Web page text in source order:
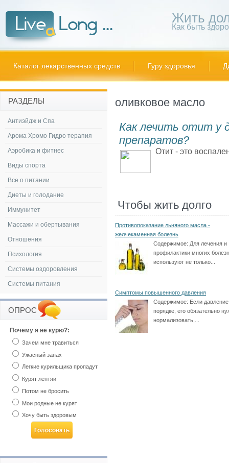
Жить
Как быть
Каталог лекарственных средств Гуру здоровья
оливковое масло
Как лечить отит у
препаратов?
Отит - это
Чтобы жить долго
Противопоказание льняного масла -
желчекаменная болезнь
Содержимое: Для лечения и
профилактики многих
используют не только...
Симптомы повышенного давления
Содержимое: Если
порядке, его обязательно
нормализовать,...
РАЗДЕЛЫ
Антиэйдж и Спа
Арома Хромо Гидро терапия
Аэробика и фитнес
Виды спорта
Все о питании
Диеты и голодание
Иммунитет
Массажи и обертывания
Отношения
Психология
Системы оздоровления
Системы питания
ОПРОС
Почему я не курю?:
Зачем мне травиться
Ужасный запах
Легкие курильщика пропадут
Курят лентяи
Потом не бросить
Мои родные не курят
Хочу быть здоровым